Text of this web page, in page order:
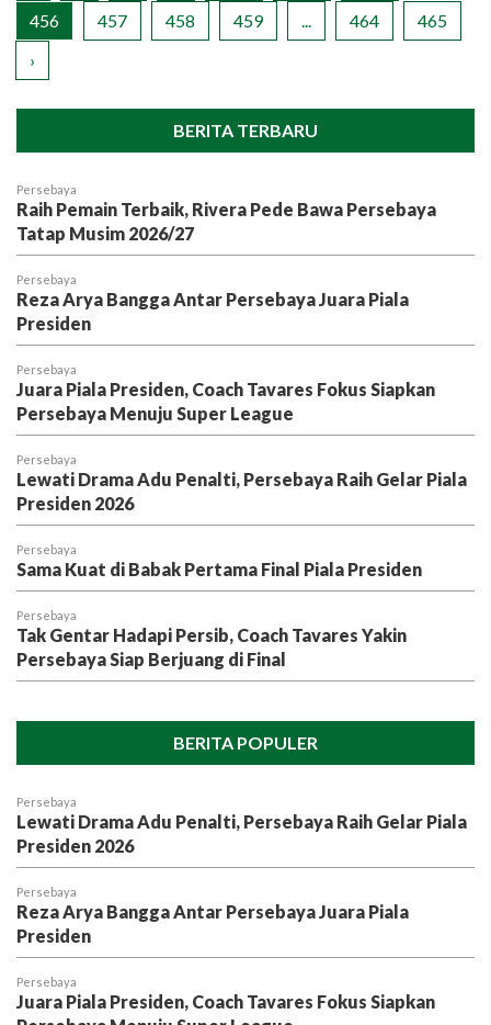
456
457 458 459 464
465
›
BERITA TERBARU
Persebaya
Raih Pemain Terbaik, Rivera Pede Bawa Persebaya
Tatap Musim 2026/27
Persebaya
Reza Arya Bangga Antar Persebaya Juara Piala
Presiden
Persebaya
Juara Piala Presiden, Coach Tavares Fokus Siapkan
Persebaya Menuju Super League
Persebaya
Lewati Drama Adu Penalti, Persebaya Raih Gelar Piala
Presiden 2026
Persebaya
Sama Kuat di Babak Pertama Final Piala Presiden
Persebaya
Tak Gentar Hadapi Persib, Coach Tavares Yakin
Persebaya Siap Berjuang di Final
BERITA POPULER
Persebaya
Lewati Drama Adu Penalti, Persebaya Raih Gelar Piala
Presiden 2026
Persebaya
Reza Arya Bangga Antar Persebaya Juara Piala
Presiden
Persebaya
Juara Piala Presiden, Coach Tavares Fokus Siapkan